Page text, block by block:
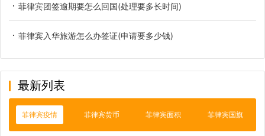
菲律宾团签逾期要怎么回国(处理要多长时间)
菲律宾入华旅游怎么办签证(申请要多少钱)
最新列表
菲律宾疫情 菲律宾货币 菲律宾面积 菲律宾国旗